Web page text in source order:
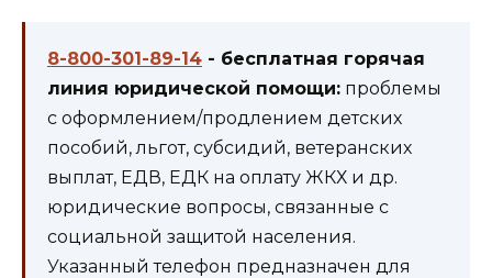
8-800-301-89-14 - бесплатная горячая
линия юридической помощи: проблемы
с оформлением/продлением детских
пособий, льгот, субсидий, ветеранских
выплат, ЕДВ, ЕДК на оплату ЖКХ и др.
юридические вопросы, связанные с
социальной защитой населения.
Указанный телефон предназначен для